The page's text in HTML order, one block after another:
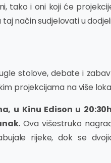
tako i oni koji će
način sudjelovati u
stolove, debate i
projekcijama na više
u Kinu Edison u
Ova višestruko
rijeke, dok se